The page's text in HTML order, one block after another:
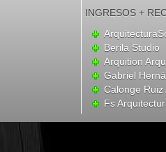
INGRESOS +
Berila Studio
Arquition
Gabriel
Calonge Ruiz
Fs